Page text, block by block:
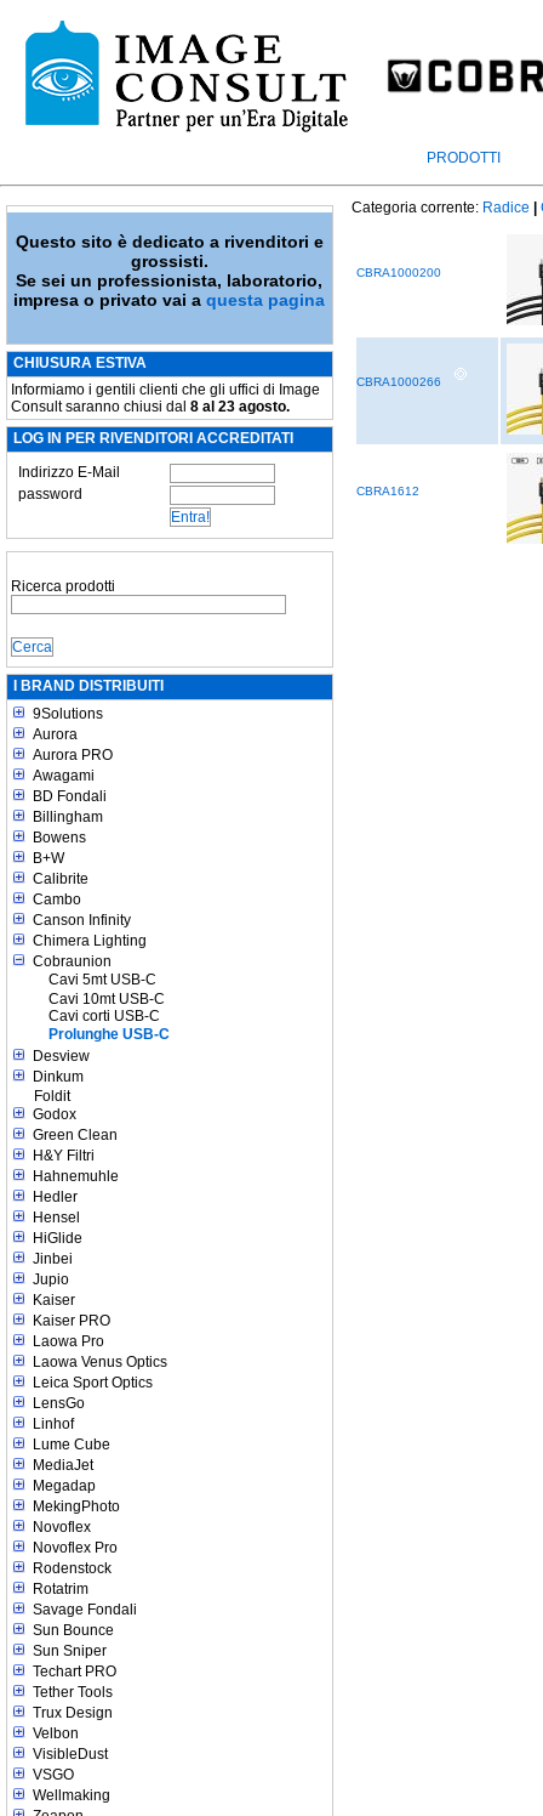
PRODOTTI
Questo sito è dedicato a rivenditori e
grossisti.
Se sei un professionista, laboratorio,
impresa o privato vai aquesta pagina
CHIUSURA ESTIVA
Informiamo i gentili clienti che gli uffici di Image
Consult saranno chiusi dal 8 al 23 agosto.
LOG IN PER RIVENDITORI ACCREDITATI
Indirizzo E-Mail
password
Ricerca prodotti
I BRAND DISTRIBUITI
9Solutions
Aurora
Aurora PRO
Awagami
BD Fondali
Billingham
Bowens
B+W
Calibrite
Cambo
Canson Infinity
Chimera Lighting
Cobraunion
Cavi 5mt USB-C
Cavi 10mt USB-C
Cavi corti USB-C
Prolunghe USB-C
Desview
Dinkum
Foldit
Godox
Green Clean
H&Y Filtri
Hahnemuhle
Hedler
Hensel
HiGlide
Jinbei
Jupio
Kaiser
Kaiser PRO
Laowa Pro
Laowa Venus Optics
Leica Sport Optics
LensGo
Linhof
Lume Cube
MediaJet
Megadap
MekingPhoto
Novoflex
Novoflex Pro
Rodenstock
Rotatrim
Savage Fondali
Sun Bounce
Sun Sniper
Techart PRO
Tether Tools
Trux Design
Velbon
VisibleDust
VSGO
Wellmaking
Categoria corrente: Radice
CBRA1000200
CBRA1000266
CBRA1612